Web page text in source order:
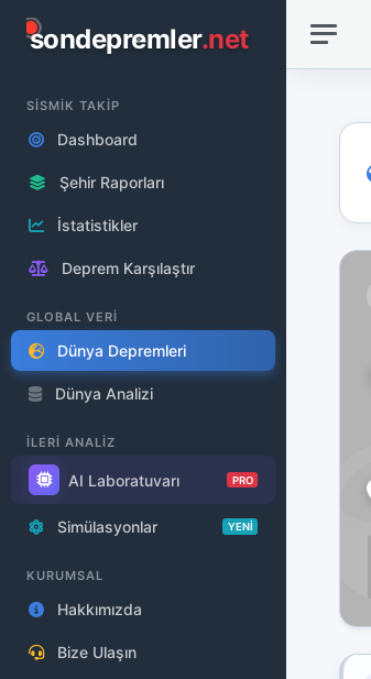
sondepremler.net
SİSMİK TAKİP
Dashboard
Şehir Raporları
İstatistikler
Deprem Karşılaştır
GLOBAL VERİ
Dünya Depremleri
Dünya Analizi
İLERİ ANALİZ
AI Laboratuvarı PRO
Simülasyonlar YENİ
KURUMSAL
Hakkımızda
Bize Ulaşın